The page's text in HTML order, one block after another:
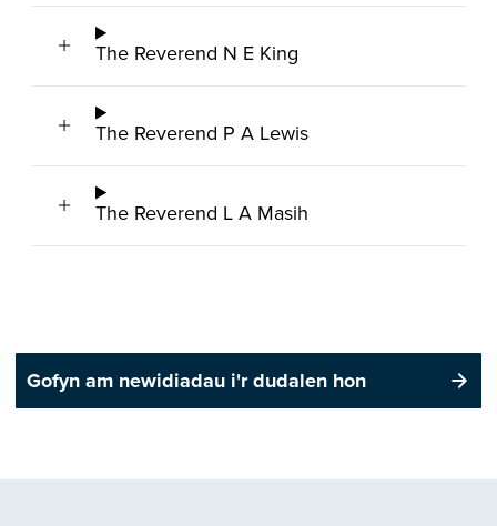
The Reverend N E King
The Reverend P A Lewis
The Reverend L A Masih
Gofyn am newidiadau i'r dudalen hon